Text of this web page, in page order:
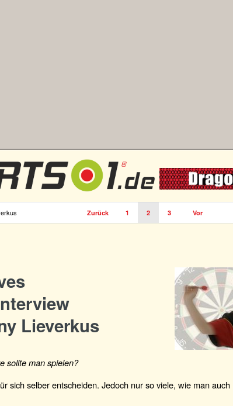
Zurück 1 2 3 Vor
Lieverkus
sollte man spielen?
sich selber entscheiden. Jedoch nur so viele, wie man auch